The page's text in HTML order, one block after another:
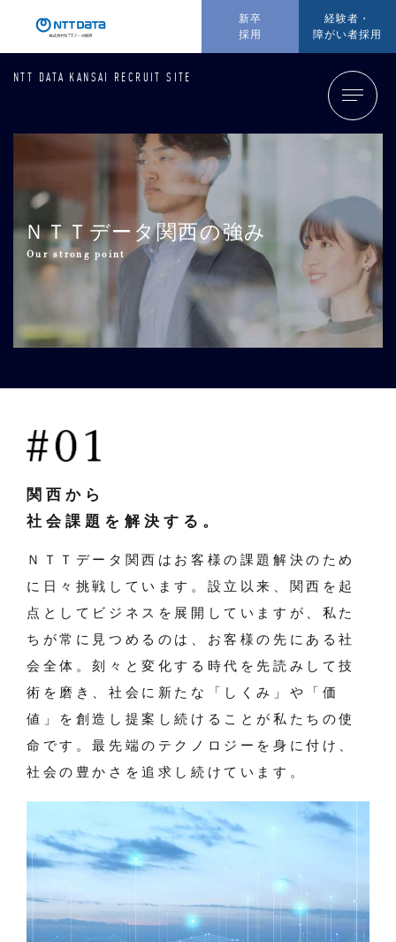
新卒
採用
経験者・
障がい者採用
NTT DATA KANSAI RECRUIT SITE
ＮＴＴデータ関西の強み
Our strong point
関西から
社会課題を解決する。
ＮＴＴデータ関西はお客様の課題解決のため
に日々挑戦しています。設立以来、関西を起
点としてビジネスを展開していますが、私た
ちが常に見つめるのは、お客様の先にある社
会全体。刻々と変化する時代を先読みして技
術を磨き、社会に新たな「しくみ」や「価
値」を創造し提案し続けることが私たちの使
命です。最先端のテクノロジーを身に付け、
社会の豊かさを追求し続けています。